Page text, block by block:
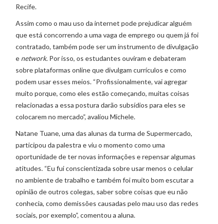
Recife.
Assim como o mau uso da internet pode prejudicar alguém
que está concorrendo a uma vaga de emprego ou quem já foi
contratado, também pode ser um instrumento de divulgação
e network. Por isso, os estudantes ouviram e debateram
sobre plataformas online que divulgam currículos e como
podem usar esses meios. “Profissionalmente, vai agregar
muito porque, como eles estão começando, muitas coisas
relacionadas a essa postura darão subsídios para eles se
colocarem no mercado”, avaliou Michele.
Natane Tuane, uma das alunas da turma de Supermercado,
participou da palestra e viu o momento como uma
oportunidade de ter novas informações e repensar algumas
atitudes. “Eu fui conscientizada sobre usar menos o celular
no ambiente de trabalho e também foi muito bom escutar a
opinião de outros colegas, saber sobre coisas que eu não
conhecia, como demissões causadas pelo mau uso das redes
sociais, por exemplo”, comentou a aluna.